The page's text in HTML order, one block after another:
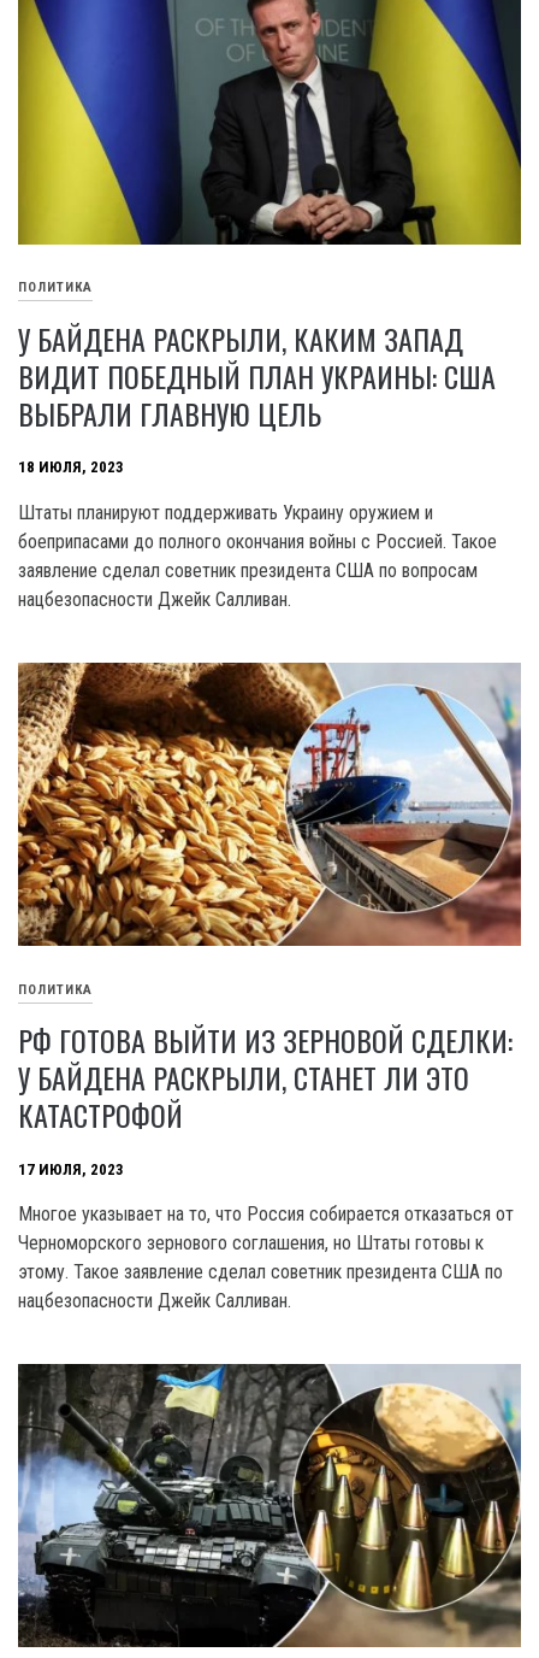
ПОЛИТИКА
У БАЙДЕНА РАСКРЫЛИ, КАКИМ ЗАПАД
ВИДИТ ПОБЕДНЫЙ ПЛАН УКРАИНЫ: США
ВЫБРАЛИ ГЛАВНУЮ ЦЕЛЬ
18 ИЮЛЯ, 2023
Штаты планируют поддерживать Украину оружием и
боеприпасами до полного окончания войны с Россией. Такое
заявление сделал советник президента США по вопросам
нацбезопасности Джейк Салливан.
ПОЛИТИКА
РФ ГОТОВА ВЫЙТИ ИЗ ЗЕРНОВОЙ СДЕЛКИ:
У БАЙДЕНА РАСКРЫЛИ, СТАНЕТ ЛИ ЭТО
КАТАСТРОФОЙ
17 ИЮЛЯ, 2023
Многое указывает на то, что Россия собирается отказаться от
Черноморского зернового соглашения, но Штаты готовы к
этому. Такое заявление сделал советник президента США по
нацбезопасности Джейк Салливан.